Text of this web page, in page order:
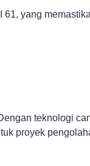
61, yang
teknologi
proyek